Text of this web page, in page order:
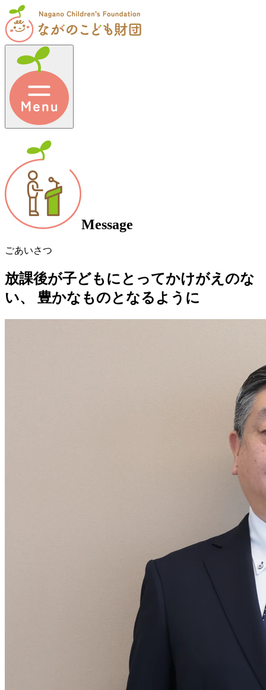
Message
ごあいさつ
放課後が子どもにとってかけがえのな
い、
豊かなものとなるように